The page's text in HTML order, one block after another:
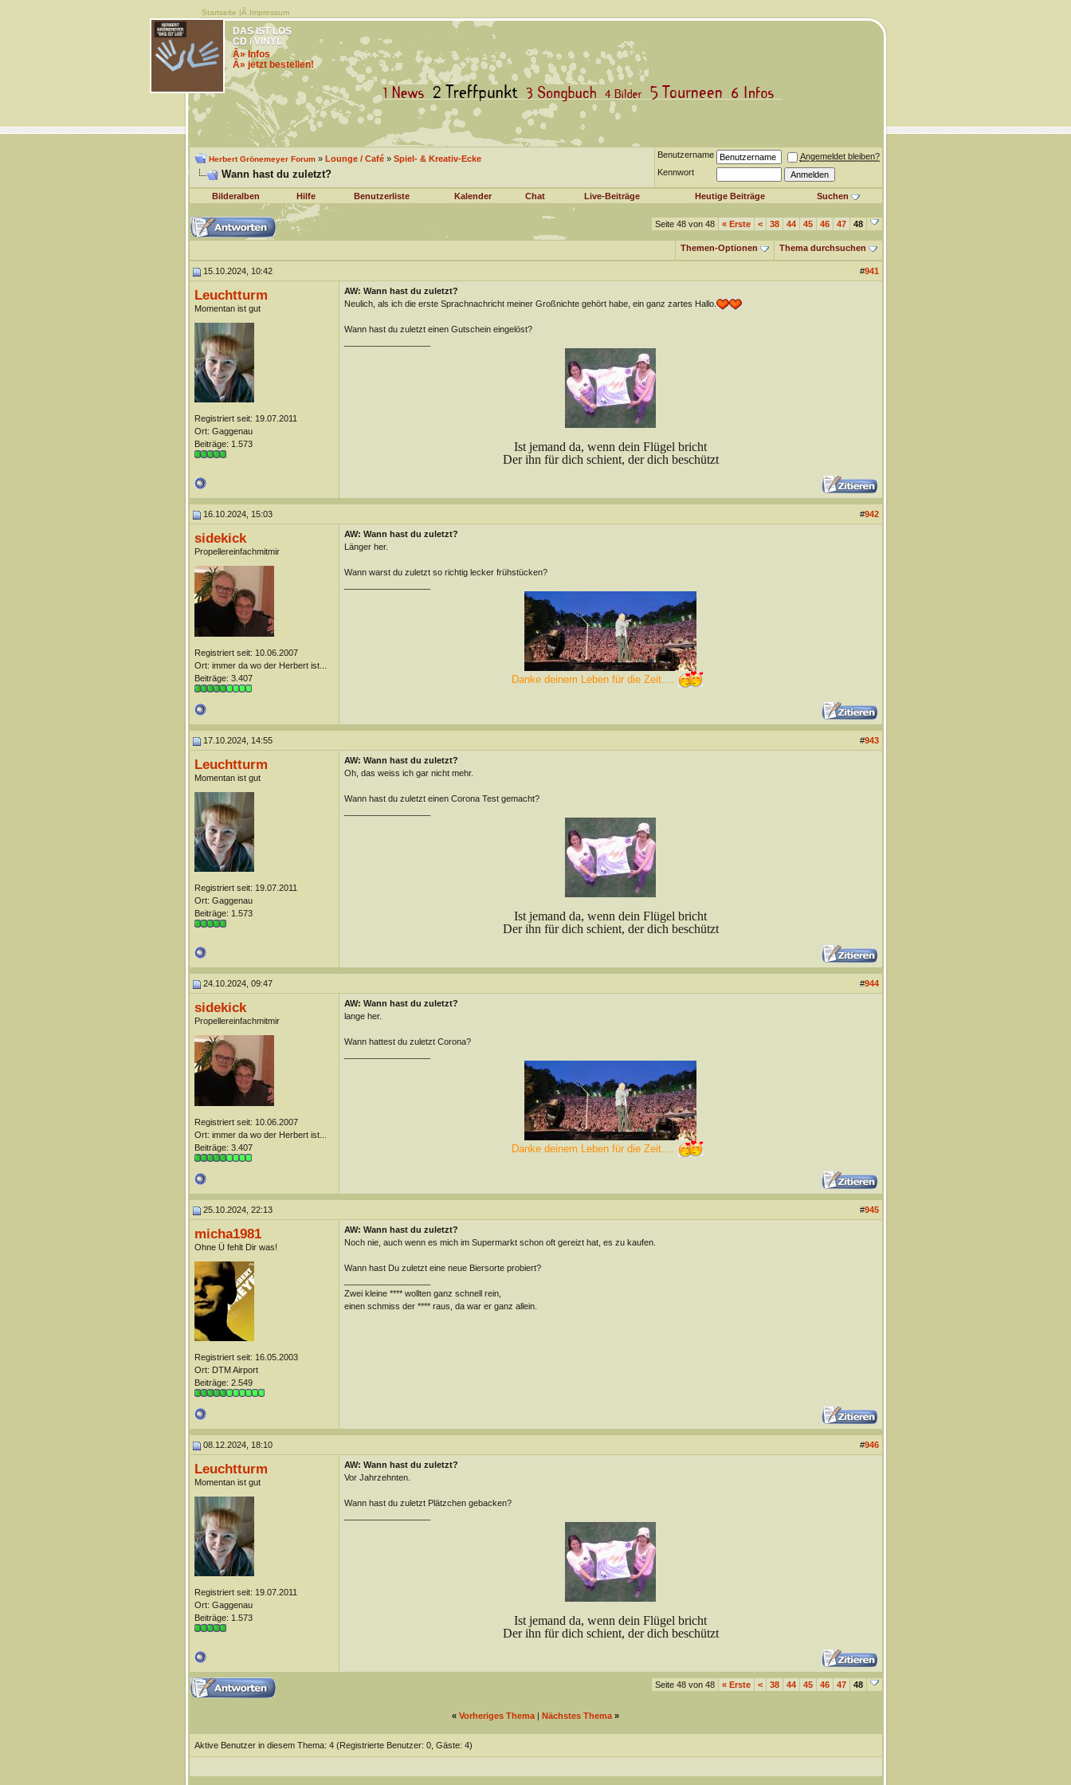
Startseite |Â Impressum
DAS IST LOS
CD / VINYL
Â» Infos
Â» jetzt bestellen!
Herbert Grönemeyer Forum» Lounge / Café» Spiel- & Kreativ-Ecke
Wann hast du zuletzt?
Benutzername
Angemeldet bleiben?
Kennwort
Bilderalben Hilfe Benutzerliste Kalender Chat Live-Beiträge Heutige Beiträge Suchen
Seite 48 von 48 «Erste < 38 44 45 46 47 48
Themen-Optionen Thema durchsuchen
15.10.2024, 10:42 #941
Leuchtturm
Momentan ist gut
Registriert seit: 19.07.2011
Ort: Gaggenau
Beiträge: 1.573
AW: Wann hast du zuletzt?
Neulich, als ich die erste Sprachnachricht meiner Großnichte gehört habe, ein ganz zartes Hallo.
Wann hast du zuletzt einen Gutschein eingelöst?
Ist jemand da, wenn dein Flügel bricht
Der ihn für dich schient, der dich beschützt
16.10.2024, 15:03 #942
sidekick
Propellereinfachmitmir
Registriert seit: 10.06.2007
Ort: immer da wo der Herbert ist...
Beiträge: 3.407
AW: Wann hast du zuletzt?
Länger her.
Wann warst du zuletzt so richtig lecker frühstücken?
Danke deinem Leben für die Zeit....
17.10.2024, 14:55 #943
Leuchtturm
Momentan ist gut
Registriert seit: 19.07.2011
Ort: Gaggenau
Beiträge: 1.573
AW: Wann hast du zuletzt?
Oh, das weiss ich gar nicht mehr.
Wann hast du zuletzt einen Corona Test gemacht?
Ist jemand da, wenn dein Flügel bricht
Der ihn für dich schient, der dich beschützt
24.10.2024, 09:47 #944
sidekick
Propellereinfachmitmir
Registriert seit: 10.06.2007
Ort: immer da wo der Herbert ist...
Beiträge: 3.407
AW: Wann hast du zuletzt?
lange her.
Wann hattest du zuletzt Corona?
Danke deinem Leben für die Zeit....
25.10.2024, 22:13 #945
micha1981
Ohne Ü fehlt Dir was!
Registriert seit: 16.05.2003
Ort: DTM Airport
Beiträge: 2.549
AW: Wann hast du zuletzt?
Noch nie, auch wenn es mich im Supermarkt schon oft gereizt hat, es zu kaufen.
Wann hast Du zuletzt eine neue Biersorte probiert?
Zwei kleine **** wollten ganz schnell rein,
einen schmiss der **** raus, da war er ganz allein.
08.12.2024, 18:10 #946
Leuchtturm
Momentan ist gut
Registriert seit: 19.07.2011
Ort: Gaggenau
Beiträge: 1.573
AW: Wann hast du zuletzt?
Vor Jahrzehnten.
Wann hast du zuletzt Plätzchen gebacken?
Ist jemand da, wenn dein Flügel bricht
Der ihn für dich schient, der dich beschützt
Seite 48 von 48 «Erste < 38 44 45 46 47 48
« Vorheriges Thema | Nächstes Thema »
Aktive Benutzer in diesem Thema: 4 (Registrierte Benutzer: 0, Gäste: 4)